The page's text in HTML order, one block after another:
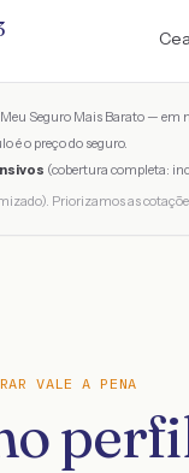
Seguro Mais Barato — em
é o preço do seguro.
(cobertura completa:
Priorizamos as
VALE A PENA